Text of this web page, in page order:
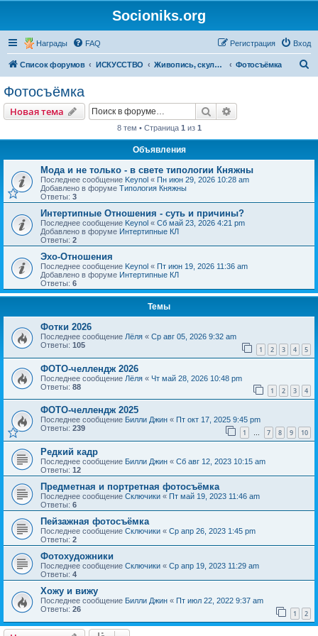
Socioniks.org
Награды FAQ Вход
Регистрация
Список форумов ИСКУССТВО Живопись, скульптура, графика Фотосъёмка
Фотосъёмка
Новая тема Поиск
8 тем • Страница 1 из 1
Объявления
Мода и не только - в свете типологии Княжны
Последнее сообщение Keynol « Пн июн 29, 2026 10:28 am
Добавлено в форуме Типология Княжны
Ответы: 3
Интертипные Отношения - суть и причины?
Последнее сообщение Keynol « Сб май 23, 2026 4:21 pm
Добавлено в форуме Интертипные КЛ
Ответы: 2
Эхо-Отношения
Последнее сообщение Keynol « Пт июн 19, 2026 11:36 am
Добавлено в форуме Интертипные КЛ
Ответы: 6
Темы
Фотки 2026
Последнее сообщение Лёля « Ср авг 05, 2026 9:32 am
Ответы: 105 1 2 3 4 5
ФОТО-челлендж 2026
Последнее сообщение Лёля « Чт май 28, 2026 10:48 pm
Ответы: 88 1 2 3 4
ФОТО-челлендж 2025
Последнее сообщение Билли Джин « Пт окт 17, 2025 9:45 pm
Ответы: 239 1 … 7 8 9 10
Редкий кадр
Последнее сообщение Билли Джин « Сб авг 12, 2023 10:15 am
Ответы: 12
Предметная и портретная фотосъёмка
Последнее сообщение Сключики « Пт май 19, 2023 11:46 am
Ответы: 6
Пейзажная фотосъёмка
Последнее сообщение Сключики « Ср апр 26, 2023 1:45 pm
Ответы: 2
Фотохудожники
Последнее сообщение Сключики « Ср апр 19, 2023 11:29 am
Ответы: 4
Хожу и вижу
Последнее сообщение Билли Джин « Пт июл 22, 2022 9:37 am
Ответы: 26 1 2